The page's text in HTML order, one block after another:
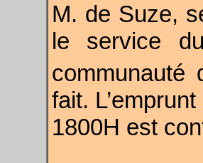
M. de Suze,
le service
communauté
fait.
1800H est